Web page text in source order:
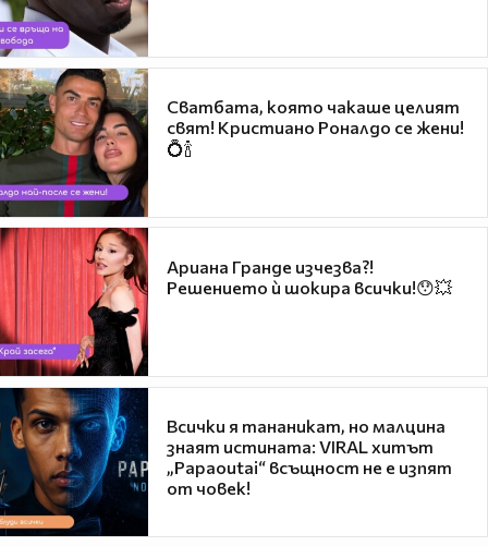
Сватбата, която чакаше целият
свят! Кристиано Роналдо се жени!
💍🍾
Ариана Гранде изчезва?!
Решението ѝ шокира всички!😯💥
Всички я тананикат, но малцина
знаят истината: VIRAL хитът
„Papaoutai“ всъщност не е изпят
от човек!